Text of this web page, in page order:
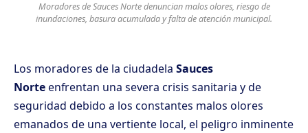
Moradores de Sauces Norte denuncian malos olores, riesgo de
inundaciones, basura acumulada y falta de atención municipal.
Los moradores de la ciudadela Sauces
Norteenfrentan una severa crisis sanitaria y de
seguridad debido a los constantes malos olores
emanados de una vertiente local, el peligro inminente